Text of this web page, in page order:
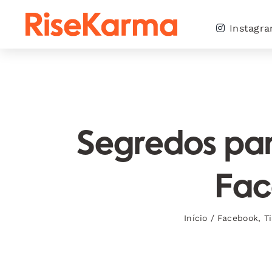
Segredos
Início / Facebook,